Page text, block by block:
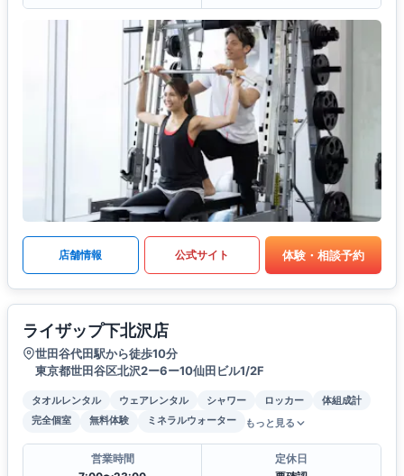
店舗情報 公式サイト 体験・相談予約
ライザップ下北沢店
世田谷代田駅から徒歩10分
東京都世田谷区北沢2ー6ー10仙田ビル1/2F
タオルレンタル ウェアレンタル シャワー ロッカー
体組成計
完全個室
無料体験 ミネラルウォーター もっと見る
営業時間
定休日